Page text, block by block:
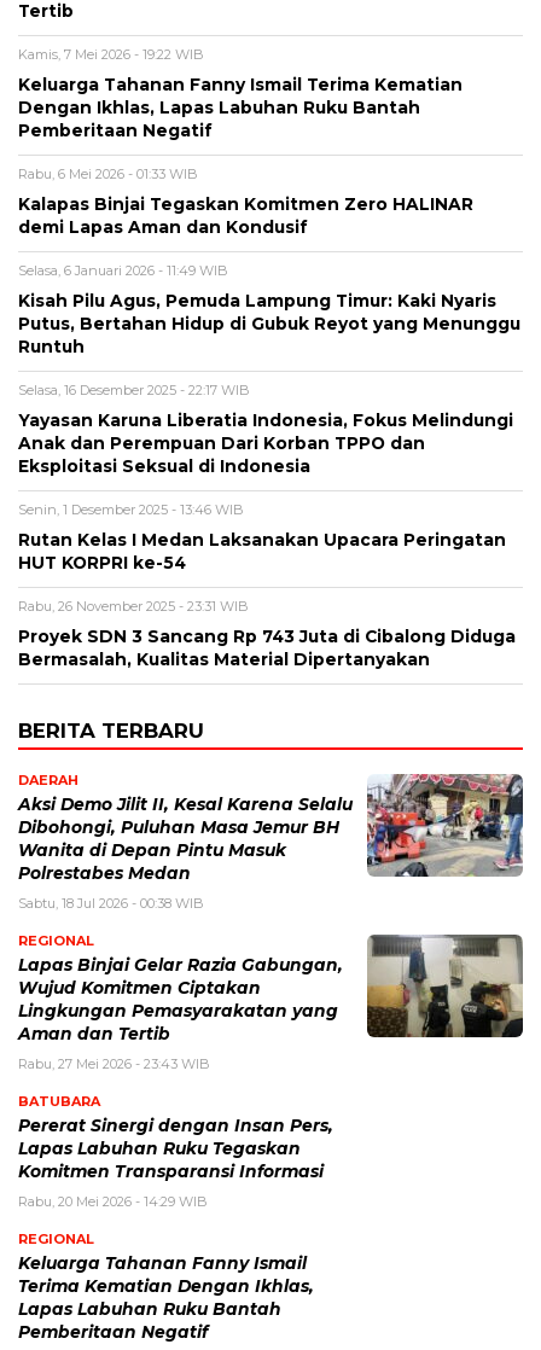
Tertib
Kamis, 7 Mei 2026 - 19:22 WIB
Keluarga Tahanan Fanny Ismail Terima Kematian
Dengan Ikhlas, Lapas Labuhan Ruku Bantah
Pemberitaan Negatif
Rabu, 6 Mei 2026 - 01:33 WIB
Kalapas Binjai Tegaskan Komitmen Zero HALINAR
demi Lapas Aman dan Kondusif
Selasa, 6 Januari 2026 - 11:49 WIB
Kisah Pilu Agus, Pemuda Lampung Timur: Kaki Nyaris
Putus, Bertahan Hidup di Gubuk Reyot yang Menunggu
Runtuh
Selasa, 16 Desember 2025 - 22:17 WIB
Yayasan Karuna Liberatia Indonesia, Fokus Melindungi
Anak dan Perempuan Dari Korban TPPO dan
Eksploitasi Seksual di Indonesia
Senin, 1 Desember 2025 - 13:46 WIB
Rutan Kelas I Medan Laksanakan Upacara Peringatan
HUT KORPRI ke-54
Rabu, 26 November 2025 - 23:31 WIB
Proyek SDN 3 Sancang Rp 743 Juta di Cibalong Diduga
Bermasalah, Kualitas Material Dipertanyakan
BERITA TERBARU
DAERAH
Aksi Demo Jilit II, Kesal Karena Selalu
Dibohongi, Puluhan Masa Jemur BH
Wanita di Depan Pintu Masuk
Polrestabes Medan
Sabtu, 18 Jul 2026 - 00:38 WIB
REGIONAL
Lapas Binjai Gelar Razia Gabungan,
Wujud Komitmen Ciptakan
Lingkungan Pemasyarakatan yang
Aman dan Tertib
Rabu, 27 Mei 2026 - 23:43 WIB
BATUBARA
Pererat Sinergi dengan Insan Pers,
Lapas Labuhan Ruku Tegaskan
Komitmen Transparansi Informasi
Rabu, 20 Mei 2026 - 14:29 WIB
REGIONAL
Keluarga Tahanan Fanny Ismail
Terima Kematian Dengan Ikhlas,
Lapas Labuhan Ruku Bantah
Pemberitaan Negatif